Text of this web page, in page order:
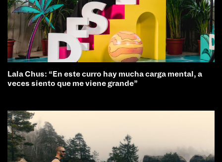
Lala Chus: “En este curro hay mucha carga mental, a
veces siento que me viene grande”